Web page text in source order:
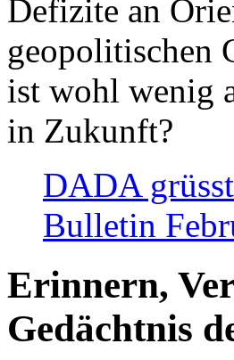
Defizite an
geopolitischen
ist wohl wenig
in Zukunft?
DADA
Bulletin
Erinnern,
Gedächtnis